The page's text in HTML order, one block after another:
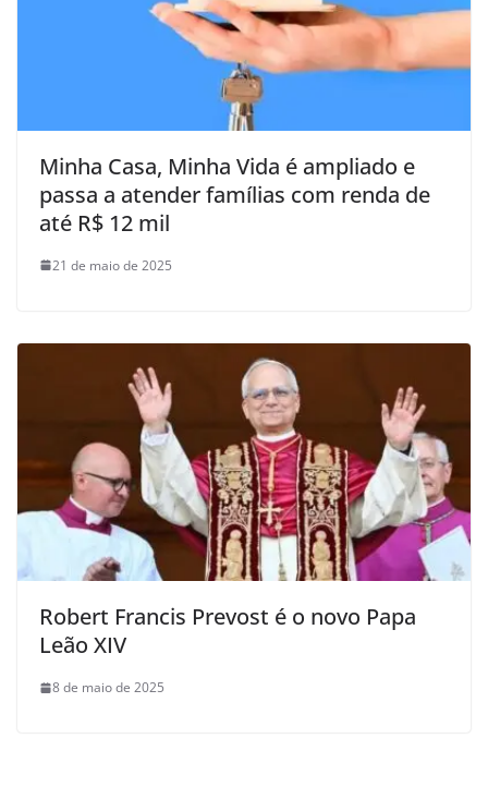
Minha Casa, Minha Vida é ampliado e
passa a atender famílias com renda de
até R$ 12 mil
21 de maio de 2025
Robert Francis Prevost é o novo Papa
Leão XIV
8 de maio de 2025